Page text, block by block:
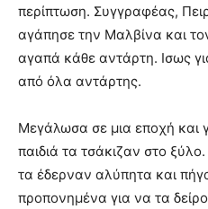
περίπτωση. Συγγραφέας,
αγάπησε την Μαλβίνα και
αγαπά κάθε αντάρτη. Ισως
από όλα αντάρτης.
Μεγάλωσα σε μια εποχή και
παιδιά τα τσάκιζαν στο
τα έδερναν αλύπητα και
προπονημένα για να τα